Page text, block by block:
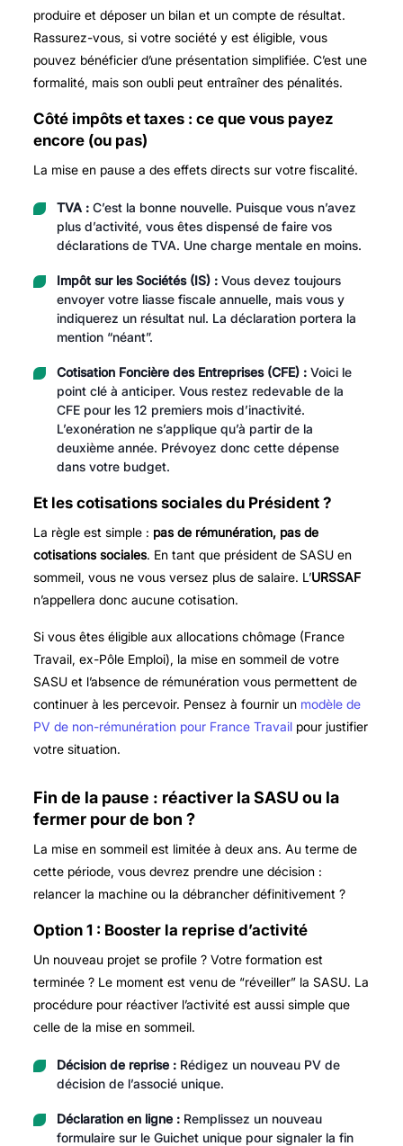
produire et déposer un bilan et un compte de résultat.
Rassurez-vous, si votre société y est éligible, vous
pouvez bénéficier d’une présentation simplifiée. C’est une
formalité, mais son oubli peut entraîner des pénalités.
Côté impôts et taxes : ce que vous payez
encore (ou pas)
La mise en pause a des effets directs sur votre fiscalité.
TVA :C’est la bonne nouvelle. Puisque vous n’avez
plus d’activité, vous êtes dispensé de faire vos
déclarations de TVA. Une charge mentale en moins.
Impôt sur les Sociétés (IS) :Vous devez toujours
envoyer votre liasse fiscale annuelle, mais vous y
indiquerez un résultat nul. La déclaration portera la
mention “néant”.
Cotisation Foncière des Entreprises (CFE) :Voici le
point clé à anticiper. Vous restez redevable de la
CFE pour les 12 premiers mois d’inactivité.
L’exonération ne s’applique qu’à partir de la
deuxième année. Prévoyez donc cette dépense
dans votre budget.
Et les cotisations sociales du Président ?
La règle est simple : pas de rémunération, pas de
cotisations sociales. En tant que président de SASU en
sommeil, vous ne vous versez plus de salaire. L’URSSAF
n’appellera donc aucune cotisation.
Si vous êtes éligible aux allocations chômage (France
Travail, ex-Pôle Emploi), la mise en sommeil de votre
SASU et l’absence de rémunération vous permettent de
continuer à les percevoir. Pensez à fournir un modèle de
PV de non-rémunération pour France Travailpour justifier
votre situation.
Fin de la pause : réactiver la SASU ou la
fermer pour de bon ?
La mise en sommeil est limitée à deux ans. Au terme de
cette période, vous devrez prendre une décision :
relancer la machine ou la débrancher définitivement ?
Option 1 : Booster la reprise d’activité
Un nouveau projet se profile ? Votre formation est
terminée ? Le moment est venu de “réveiller” la SASU. La
procédure pour réactiver l’activité est aussi simple que
celle de la mise en sommeil.
Décision de reprise :Rédigez un nouveau PV de
décision de l’associé unique.
Déclaration en ligne :Remplissez un nouveau
formulaire sur le Guichet unique pour signaler la fin